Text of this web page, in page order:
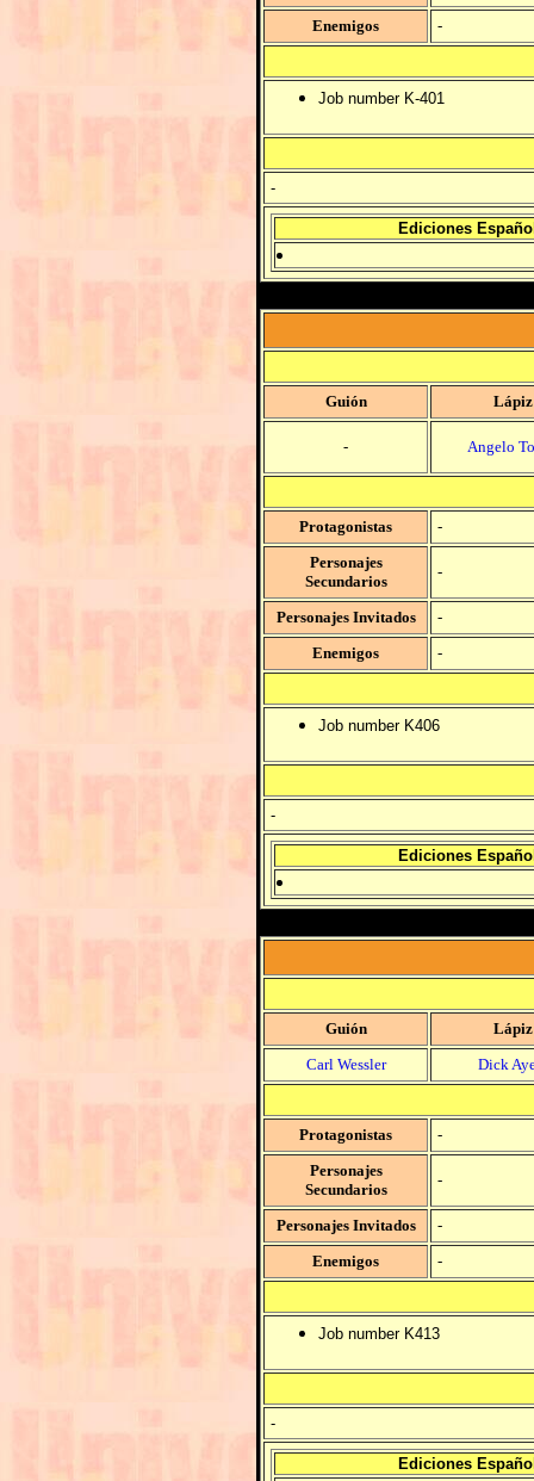
Enemigos
-
Job number K-401
-
Ediciones
Guión Lápiz
- Angelo
Protagonistas
-
Personajes
Secundarios
-
Personajes Invitados
-
Enemigos
-
Job number K406
-
Ediciones
Guión
Lápiz
Carl Wessler
Dick
Protagonistas
-
Personajes
Secundarios
-
Personajes Invitados
-
Enemigos
-
Job number K413
-
Ediciones